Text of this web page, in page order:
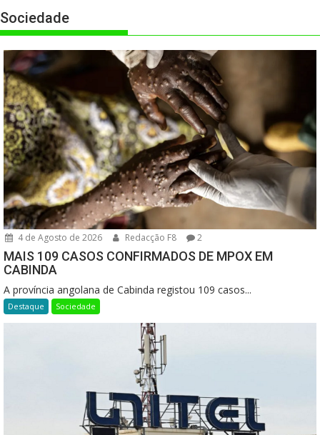
Sociedade
4 de Agosto de 2026 Redacção F8 2
MAIS 109 CASOS CONFIRMADOS DE MPOX EM
CABINDA
A província angolana de Cabinda registou 109 casos...
Destaque Sociedade